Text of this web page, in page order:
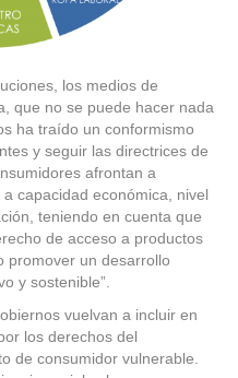
los medios de
que no se puede hacer nada
ha traído un conformismo
y seguir las directrices de
afrontan a
capacidad económica, nivel
teniendo en cuenta que
de acceso a productos
promover un desarrollo
y sostenible”.
vuelvan a incluir en
los derechos del
de consumidor vulnerable.